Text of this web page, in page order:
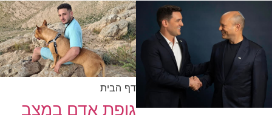
דף הבית
גופת אדם במצב